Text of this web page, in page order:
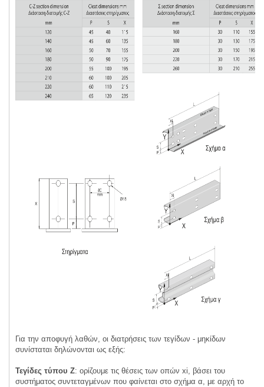
Για την αποφυγή λαθών, οι διατρήσεις των τεγίδων - μηκίδων
συνίσταται δηλώνονται ως εξής:
Τεγίδες τύπου Ζ: ορίζουμε τις θέσεις των οπών xi, βάσει του
συστήματος συντεταγμένων που φαίνεται στο σχήμα α, με αρχή το